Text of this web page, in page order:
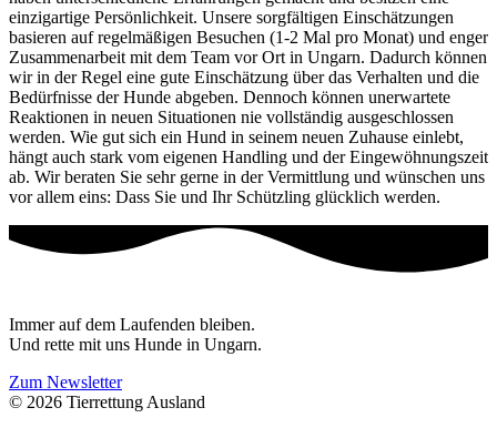
einzigartige Persönlichkeit. Unsere sorgfältigen Einschätzungen
basieren auf regelmäßigen Besuchen (1-2 Mal pro Monat) und enger
Zusammenarbeit mit dem Team vor Ort in Ungarn. Dadurch können
wir in der Regel eine gute Einschätzung über das Verhalten und die
Bedürfnisse der Hunde abgeben. Dennoch können unerwartete
Reaktionen in neuen Situationen nie vollständig ausgeschlossen
werden. Wie gut sich ein Hund in seinem neuen Zuhause einlebt,
hängt auch stark vom eigenen Handling und der Eingewöhnungszeit
ab. Wir beraten Sie sehr gerne in der Vermittlung und wünschen uns
vor allem eins: Dass Sie und Ihr Schützling glücklich werden.
Immer auf dem Laufenden bleiben.
Und rette mit uns Hunde in Ungarn.
Zum Newsletter
© 2026 Tierrettung Ausland